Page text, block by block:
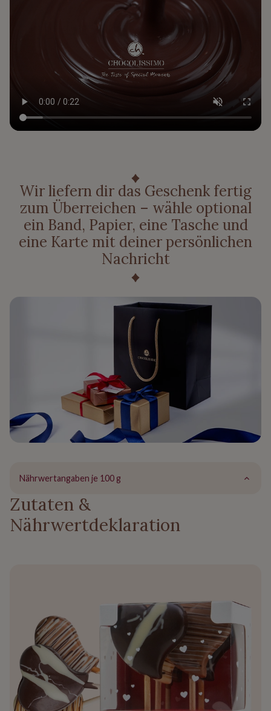
Wir liefern dir das Geschenk fertig
zum Überreichen – wähle optional
ein Band, Papier, eine Tasche und
eine Karte mit deiner persönlichen
Nachricht
Nährwertangaben je 100 g
Zutaten &
Nährwertdeklaration